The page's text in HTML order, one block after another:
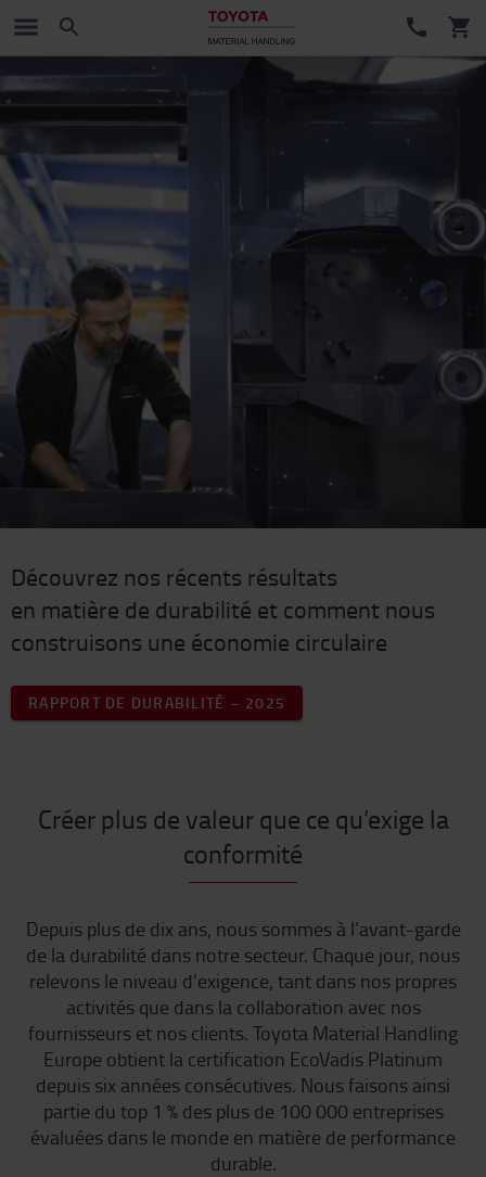
Découvrez nos récents résultats
en matière de durabilité et comment nous
construisons une économie circulaire
RAPPORT DE DURABILITÉ – 2025
Créer plus de valeur que ce qu’exige la
conformité
Depuis plus de dix ans, nous sommes à l’avant-garde
de la durabilité dans notre secteur. Chaque jour, nous
relevons le niveau d’exigence, tant dans nos propres
activités que dans la collaboration avec nos
fournisseurs et nos clients. Toyota Material Handling
Europe obtient la certification EcoVadis Platinum
depuis six années consécutives. Nous faisons ainsi
partie du top 1 % des plus de 100 000 entreprises
évaluées dans le monde en matière de performance
durable.